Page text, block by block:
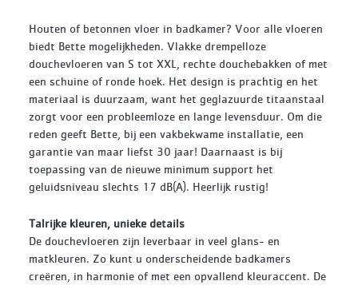
Houten of betonnen vloer in badkamer? Voor alle vloeren
biedt Bette mogelijkheden. Vlakke drempelloze
douchevloeren van S tot XXL, rechte douchebakken of met
een schuine of ronde hoek. Het design is prachtig en het
materiaal is duurzaam, want het geglazuurde titaanstaal
zorgt voor een probleemloze en lange levensduur. Om die
reden geeft Bette, bij een vakbekwame installatie, een
garantie van maar liefst 30 jaar! Daarnaast is bij
toepassing van de nieuwe minimum support het
geluidsniveau slechts 17 dB(A). Heerlijk rustig!
Talrijke kleuren, unieke details
De douchevloeren zijn leverbaar in veel glans- en
matkleuren. Zo kunt u onderscheidende badkamers
creëren, in harmonie of met een opvallend kleuraccent. De